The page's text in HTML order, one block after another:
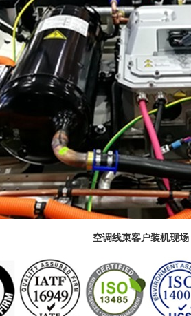
空调线束客户装机现场